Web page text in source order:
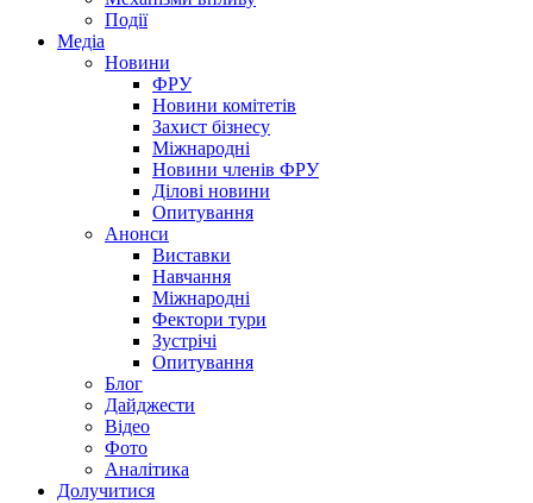
Події
Медіа
Новини
ФРУ
Новини комітетів
Захист бізнесу
Міжнародні
Новини членів ФРУ
Ділові новини
Опитування
Анонси
Виставки
Навчання
Міжнародні
Фектори тури
Зустрічі
Опитування
Блог
Дайджести
Відео
Фото
Аналітика
Долучитися